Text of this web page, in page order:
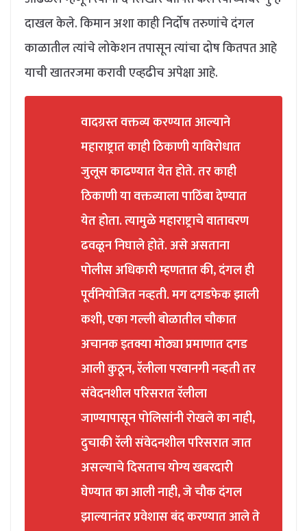
दाखल केले. किमान अशा काही निर्दोष तरुणांचे दंगल
काळातील त्यांचे लोकेशन तपासून त्यांचा दोष कितपत आहे
याची खातरजमा करावी एव्हढीच अपेक्षा आहे.
वादग्रस्त वक्तव्य करण्यात आल्याने
महाराष्ट्रात काही ठिकाणी याविरोधात
जुलूस काढण्यात येत होते. तर काही
ठिकाणी या वक्तव्याला पाठिंबा देण्यात
येत होता. त्यामुळे महाराष्ट्राचे वातावरण
ढवळून निघाले होते. असे असताना
पोलीस अधिकारी म्हणतात की, दंगल ही
पूर्वनियोजित नव्हती. मग दगडफेक झाली
कशी, एका गल्ली बोळातील चौकात
अचानक इतक्या मोठ्या प्रमाणात दगड
आली कुठून, रॅलीला परवानगी नव्हती तर
संवेदनशील परिसरात रॅलीला
जाण्यापासून पोलिसांनी रोखले का नाही,
दुचाकी रॅली संवेदनशील परिसरात जात
असल्याचे दिसताच योग्य खबरदारी
घेण्यात का आली नाही, जे चौक दंगल
झाल्यानंतर प्रवेशास बंद करण्यात आले ते